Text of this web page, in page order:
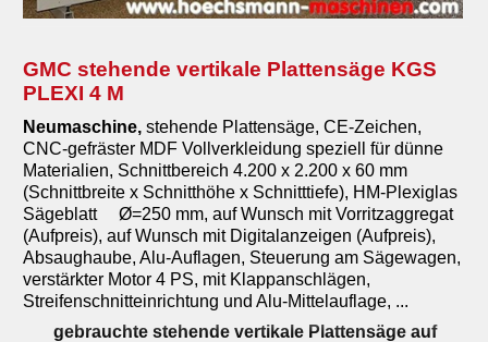
GMC stehende vertikale Plattensäge KGS
PLEXI 4 M
Neumaschine, stehende Plattensäge, CE-Zeichen,
CNC-gefräster MDF Vollverkleidung speziell für dünne
Materialien, Schnittbereich 4.200 x 2.200 x 60 mm
(Schnittbreite x Schnitthöhe x Schnitttiefe), HM-Plexiglas
Sägeblatt Ø=250 mm, auf Wunsch mit Vorritzaggregat
(Aufpreis), auf Wunsch mit Digitalanzeigen (Aufpreis),
Absaughaube, Alu-Auflagen, Steuerung am Sägewagen,
verstärkter Motor 4 PS, mit Klappanschlägen,
Streifenschnitteinrichtung und Alu-Mittelauflage, ...
gebrauchte stehende vertikale Plattensäge auf